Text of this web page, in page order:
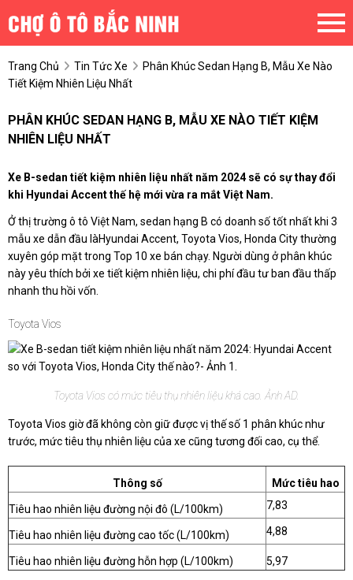
Trang Chủ Tin Tức Xe
Phân Khúc Sedan Hạng B, Mẫu Xe Nào
Tiết Kiệm Nhiên Liệu Nhất
PHÂN KHÚC SEDAN HẠNG B, MẪU XE NÀO TIẾT KIỆM
NHIÊN LIỆU NHẤT
Xe B-sedan tiết kiệm nhiên liệu nhất năm 2024 sẽ có sự thay đổi
khi Hyundai Accent thế hệ mới vừa ra mắt Việt Nam.
Ở thị trường ô tô Việt Nam, sedan hạng B có doanh số tốt nhất khi 3
mẫu xe dẫn đầu làHyundai Accent, Toyota Vios, Honda City thường
xuyên góp mặt trong Top 10 xe bán chạy. Người dùng ở phân khúc
này yêu thích bởi xe tiết kiệm nhiên liệu, chi phí đầu tư ban đầu thấp
nhanh thu hồi vốn.
Toyota Vios
Toyota Vios có mức tiêu thụ nhiên liệu khá cao. Ảnh AD.
Toyota Vios giờ đã không còn giữ được vị thế số 1 phân khúc như
trước, mức tiêu thụ nhiên liệu của xe cũng tương đối cao, cụ thể.
Thông số Mức tiêu hao
Tiêu hao nhiên liệu đường nội đô (L/100km) 7,83
Tiêu hao nhiên liệu đường cao tốc (L/100km) 4,88
Tiêu hao nhiên liệu đường hỗn hợp (L/100km) 5,97